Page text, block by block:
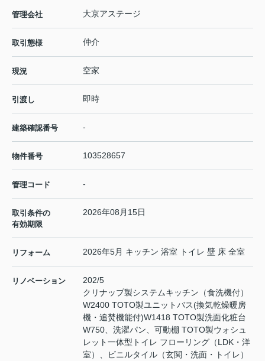
管理会社 大京アステージ
取引態様 仲介
現況 空家
引渡し 即時
建築確認番号 -
物件番号 103528657
管理コード -
取引条件の
有効期限
2026年08月15日
リフォーム 2026年5月 キッチン 浴室 トイレ 壁 床 全室
リノベーション
202/5
クリナップ製システムキッチン（食洗機付）
W2400 TOTO製ユニットバス(換気乾燥暖房
機・追焚機能付)W1418 TOTO製洗面化粧台
W750、洗濯パン、可動棚 TOTO製ウォシュ
レット一体型トイレ フローリング（LDK・洋
室）、ビニルタイル（玄関・洗面・トイレ）